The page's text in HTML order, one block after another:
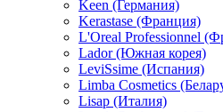
Keen (Германия)
Kerastase (Франция)
L'Oreal Professionnel
Lador (Южная корея)
LeviSsime (Испания)
Limba Cosmetics
Lisap (Италия)